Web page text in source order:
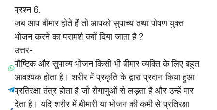
प्रश्न 6.
जब आप बीमार होते हैं तो आपको सुपाच्य तथा पोषण युक्त
भोजन करने का परामर्श क्यों दिया जाता है ?
उत्तर-
पौष्टिक और सुपाच्य भोजन किसी भी बीमार व्यक्ति के लिए बहुत
आवश्यक होता है। शरीर में प्रकृति के द्वारा प्रदान किया हुआ
प्रतिरक्षा तंत्र होता है जो रोगाणुओं से लड़ता है और उन्हें मार
देता है। यदि शरीर में बीमारी या भोजन की कमी से प्रतिरक्षा